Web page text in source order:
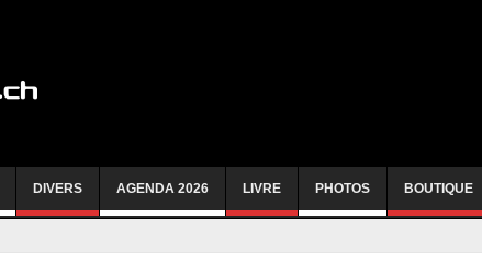
DIVERS AGENDA 2026 LIVRE PHOTOS BOUTIQUE